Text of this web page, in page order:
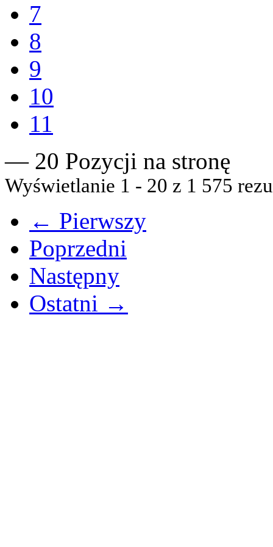
7
8
9
10
11
— 20 Pozycji na stronę
Wyświetlanie 1 - 20 z 1 575
← Pierwszy
Poprzedni
Następny
Ostatni →